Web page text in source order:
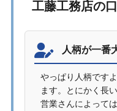
工藤工務店の
人柄が一番
やっぱり人柄です
ます。とにかく長
営業さんによって